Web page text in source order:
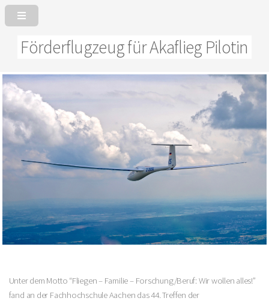
Förderflugzeug für Akaflieg Pilotin
Unter dem Motto “Fliegen – Familie – Forschung/Beruf: Wir wollen alles!”
fand an der Fachhochschule Aachen das 44. Treffen der